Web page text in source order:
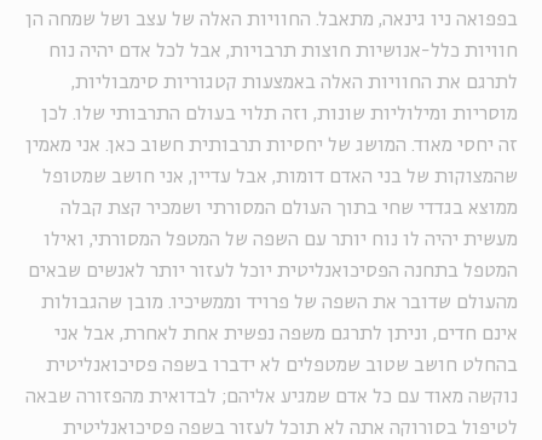
בפפואה ניו גינאה, מתאבל. החוויות האלה של עצב ושל שמחה הן
חוויות כלל-אנושיות חוצות תרבויות, אבל לכל אדם יהיה נוח
לתרגם את החוויות האלה באמצעות קטגוריות סימבוליות,
מוסריות ומילוליות שונות, וזה תלוי בעולם התרבותי שלו. לכן
זה יחסי מאוד. המושג של יחסיות תרבותית חשוב כאן. אני מאמין
שהמצוקות של בני האדם דומות, אבל עדיין, אני חושב שמטופל
ממוצא בגדדי שחי בתוך העולם המסורתי ושמכיר קצת קבלה
מעשית יהיה לו נוח יותר עם השפה של המטפל המסורתי, ואילו
המטפל בתחנה הפסיכואנליטית יוכל לעזור יותר לאנשים שבאים
מהעולם שדובר את השפה של פרויד וממשיכיו. מובן שהגבולות
אינם חדים, וניתן לתרגם משפה נפשית אחת לאחרת, אבל אני
בהחלט חושב שטוב שמטפלים לא ידברו בשפה פסיכואנליטית
נוקשה מאוד עם כל אדם שמגיע אליהם; לבדואית מהפזורה שבאה
לטיפול בסורוקה אתה לא תוכל לעזור בשפה פסיכואנליטית